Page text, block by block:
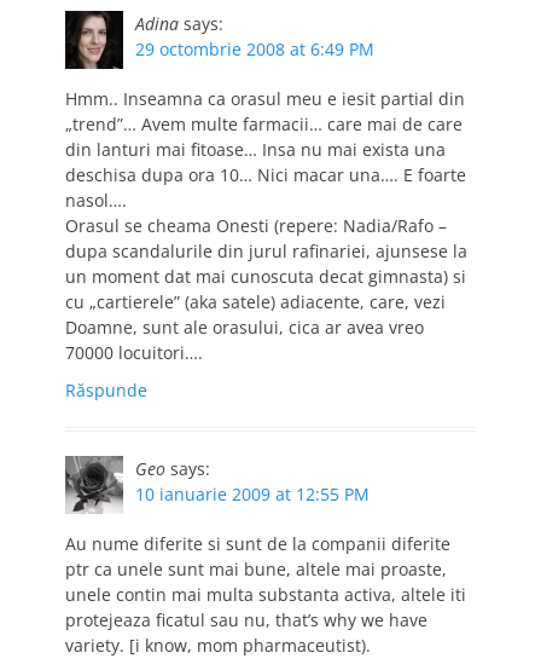
Adina says:
29 octombrie 2008 at 6:49 PM
Hmm.. Inseamna ca orasul meu e iesit partial din
„trend”… Avem multe farmacii… care mai de care
din lanturi mai fitoase… Insa nu mai exista una
deschisa dupa ora 10… Nici macar una…. E foarte
nasol….
Orasul se cheama Onesti (repere: Nadia/Rafo –
dupa scandalurile din jurul rafinariei, ajunsese la
un moment dat mai cunoscuta decat gimnasta) si
cu „cartierele” (aka satele) adiacente, care, vezi
Doamne, sunt ale orasului, cica ar avea vreo
70000 locuitori….
Răspunde
Geo says:
10 ianuarie 2009 at 12:55 PM
Au nume diferite si sunt de la companii diferite
ptr ca unele sunt mai bune, altele mai proaste,
unele contin mai multa substanta activa, altele iti
protejeaza ficatul sau nu, that’s why we have
variety. [i know, mom pharmaceutist).